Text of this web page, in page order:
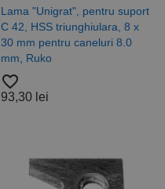
Lama "Unigrat", pentru suport
C 42, HSS triunghiulara, 8 x
30 mm pentru caneluri 8.0
mm, Ruko
favorite_border
93,30 lei
variabilelor de
sesiune ale
utilizatorului.
În mod
este
menținerea